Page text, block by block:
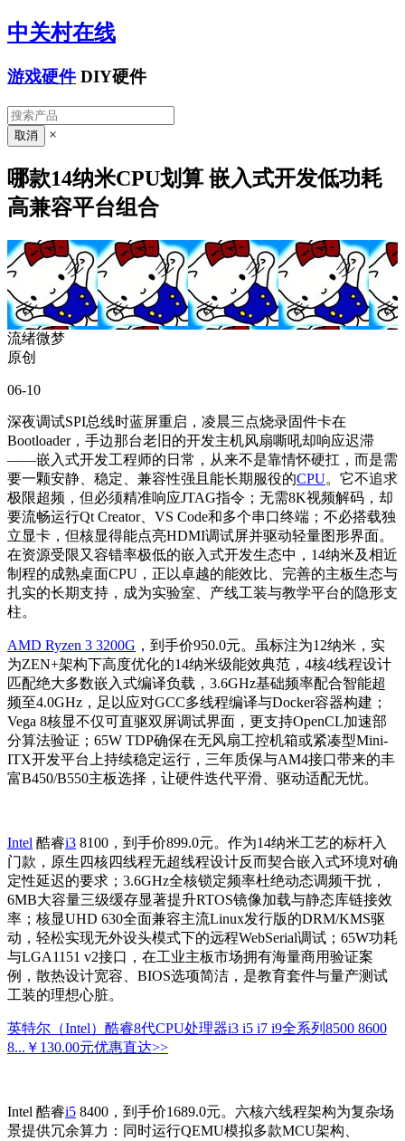
中关村在线
游戏硬件 DIY硬件
×
哪款14纳米CPU划算 嵌入式开发低功耗
高兼容平台组合
流绪微梦
原创
06-10
深夜调试SPI总线时蓝屏重启，凌晨三点烧录固件卡在
Bootloader，手边那台老旧的开发主机风扇嘶吼却响应迟滞
——嵌入式开发工程师的日常，从来不是靠情怀硬扛，而是需
要一颗安静、稳定、兼容性强且能长期服役的CPU。它不追求
极限超频，但必须精准响应JTAG指令；无需8K视频解码，却
要流畅运行Qt Creator、VS Code和多个串口终端；不必搭载独
立显卡，但核显得能点亮HDMI调试屏并驱动轻量图形界面。
在资源受限又容错率极低的嵌入式开发生态中，14纳米及相近
制程的成熟桌面CPU，正以卓越的能效比、完善的主板生态与
扎实的长期支持，成为实验室、产线工装与教学平台的隐形支
柱。
AMD Ryzen 3 3200G ，到手价950.0元。虽标注为12纳米，实
为ZEN+架构下高度优化的14纳米级能效典范，4核4线程设计
匹配绝大多数嵌入式编译负载，3.6GHz基础频率配合智能超
频至4.0GHz，足以应对GCC多线程编译与Docker容器构建；
Vega 8核显不仅可直驱双屏调试界面，更支持OpenCL加速部
分算法验证；65W TDP确保在无风扇工控机箱或紧凑型Mini-
ITX开发平台上持续稳定运行，三年质保与AM4接口带来的丰
富B450/B550主板选择，让硬件迭代平滑、驱动适配无忧。
Intel 酷睿i3 8100，到手价899.0元。作为14纳米工艺的标杆入
门款，原生四核四线程无超线程设计反而契合嵌入式环境对确
定性延迟的要求；3.6GHz全核锁定频率杜绝动态调频干扰，
6MB大容量三级缓存显著提升RTOS镜像加载与静态库链接效
率；核显UHD 630全面兼容主流Linux发行版的DRM/KMS驱
动，轻松实现无外设头模式下的远程WebSerial调试；65W功耗
与LGA1151 v2接口，在工业主板市场拥有海量商用验证案
例，散热设计宽容、BIOS选项简洁，是教育套件与量产测试
工装的理想心脏。
英特尔（Intel）酷睿8代CPU处理器i3 i5 i7 i9全系列8500 8600
8... ￥130.00元优惠直达>>
Intel 酷睿i5 8400，到手价1689.0元。六核六线程架构为复杂场
景提供冗余算力：同时运行QEMU模拟多款MCU架构、